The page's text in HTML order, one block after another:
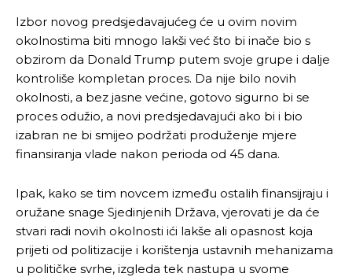
Izbor novog predsjedavajućeg će u ovim novim
okolnostima biti mnogo lakši već što bi inače bio s
obzirom da Donald Trump putem svoje grupe i dalje
kontroliše kompletan proces. Da nije bilo novih
okolnosti, a bez jasne većine, gotovo sigurno bi se
proces odužio, a novi predsjedavajući ako bi i bio
izabran ne bi smijeo podržati produženje mjere
finansiranja vlade nakon perioda od 45 dana.
Ipak, kako se tim novcem između ostalih finansijraju i
oružane snage Sjedinjenih Država, vjerovati je da će
stvari radi novih okolnosti ići lakše ali opasnost koja
prijeti od politizacije i korištenja ustavnih mehanizama
u političke svrhe, izgleda tek nastupa u svome